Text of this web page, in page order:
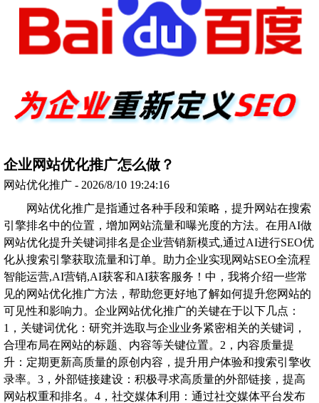
企业网站优化推广怎么做？
网站优化推广 - 2026/8/10 19:24:16
网站优化推广是指通过各种手段和策略，提升网站在搜索
引擎排名中的位置，增加网站流量和曝光度的方法。在用AI做
网站优化提升关键词排名是企业营销新模式,通过AI进行SEO优
化从搜索引擎获取流量和订单。助力企业实现网站SEO全流程
智能运营,AI营销,AI获客和AI获客服务！中，我将介绍一些常
见的网站优化推广方法，帮助您更好地了解如何提升您网站的
可见性和影响力。企业网站优化推广的关键在于以下几点：
1，关键词优化：研究并选取与企业业务紧密相关的关键词，
合理布局在网站的标题、内容等关键位置。2，内容质量提
升：定期更新高质量的原创内容，提升用户体验和搜索引擎收
录率。3，外部链接建设：积极寻求高质量的外部链接，提高
网站权重和排名。4，社交媒体利用：通过社交媒体平台发布